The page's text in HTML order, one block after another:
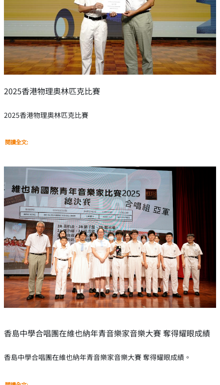
2025香港物理奧林匹克比賽
2025香港物理奧林匹克比賽
閱讀全文:
香島中學合唱團在維也納年青音樂家音樂大賽 奪得耀眼成績
香島中學合唱團在維也納年青音樂家音樂大賽 奪得耀眼成績。